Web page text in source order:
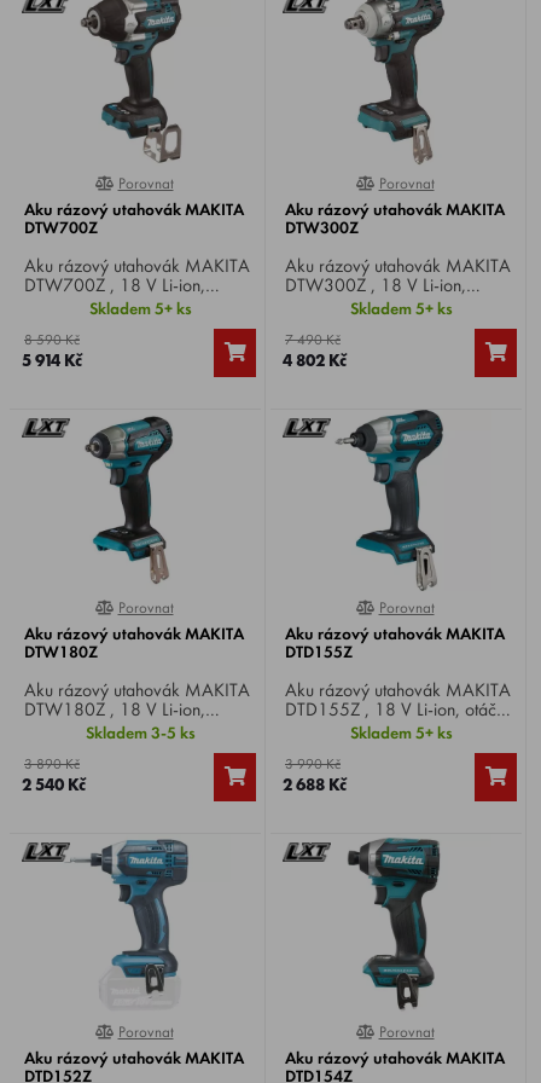
0%
Porovnat
Aku rázový utahovák MAKITA
DTW700Z
Aku rázový utahovák MAKITA
DTW700Z , 18 V Li-ion,
otáčky 0-
500/1200/1900/2200 min-
1, počet úderů 0-
1000/1700/2400/2700
min-1, max. utahovací moment
1/2", hmotnost 2 kg.
Skladem 5+ ks
8 590 Kč
5 914 Kč
0%
Porovnat
Aku rázový utahovák MAKITA
DTW300Z
Aku rázový utahovák MAKITA
DTW300Z , 18 V Li-ion,
otáčky 0-
1.000/1.800/2.600/3.200
min-1, počet úderů 0-
1.800/2.600/3.400/4.000
min-1, max. utahovací moment
hmotnost 1,1 kg.
Skladem 5+ ks
7 490 Kč
4 802 Kč
0%
Porovnat
Aku rázový utahovák MAKITA
DTW180Z
Aku rázový utahovák MAKITA
DTW180Z , 18 V Li-ion,
otáčky 0-1300/2400 min-1,
max. utahovací moment 180
Nm, upínání čtyřhran 3/8",
hmotnost 1,2 kg.
Skladem 3-5 ks
3 890 Kč
2 540 Kč
0%
Porovnat
Aku rázový utahovák MAKITA
DTD155Z
Aku rázový utahovák MAKITA
DTD155Z , 18 V Li-ion, otáčky
0–1300/3000 min–1, počet
úderů 0–1600/3900 min–1,
max. utahovací moment 140
Nm, upínání 1/4", hmotnost
Skladem 5+ ks
3 990 Kč
2 688 Kč
0%
Porovnat
Aku rázový utahovák MAKITA
DTD152Z
100%
Porovnat
Aku rázový utahovák MAKITA
DTD154Z